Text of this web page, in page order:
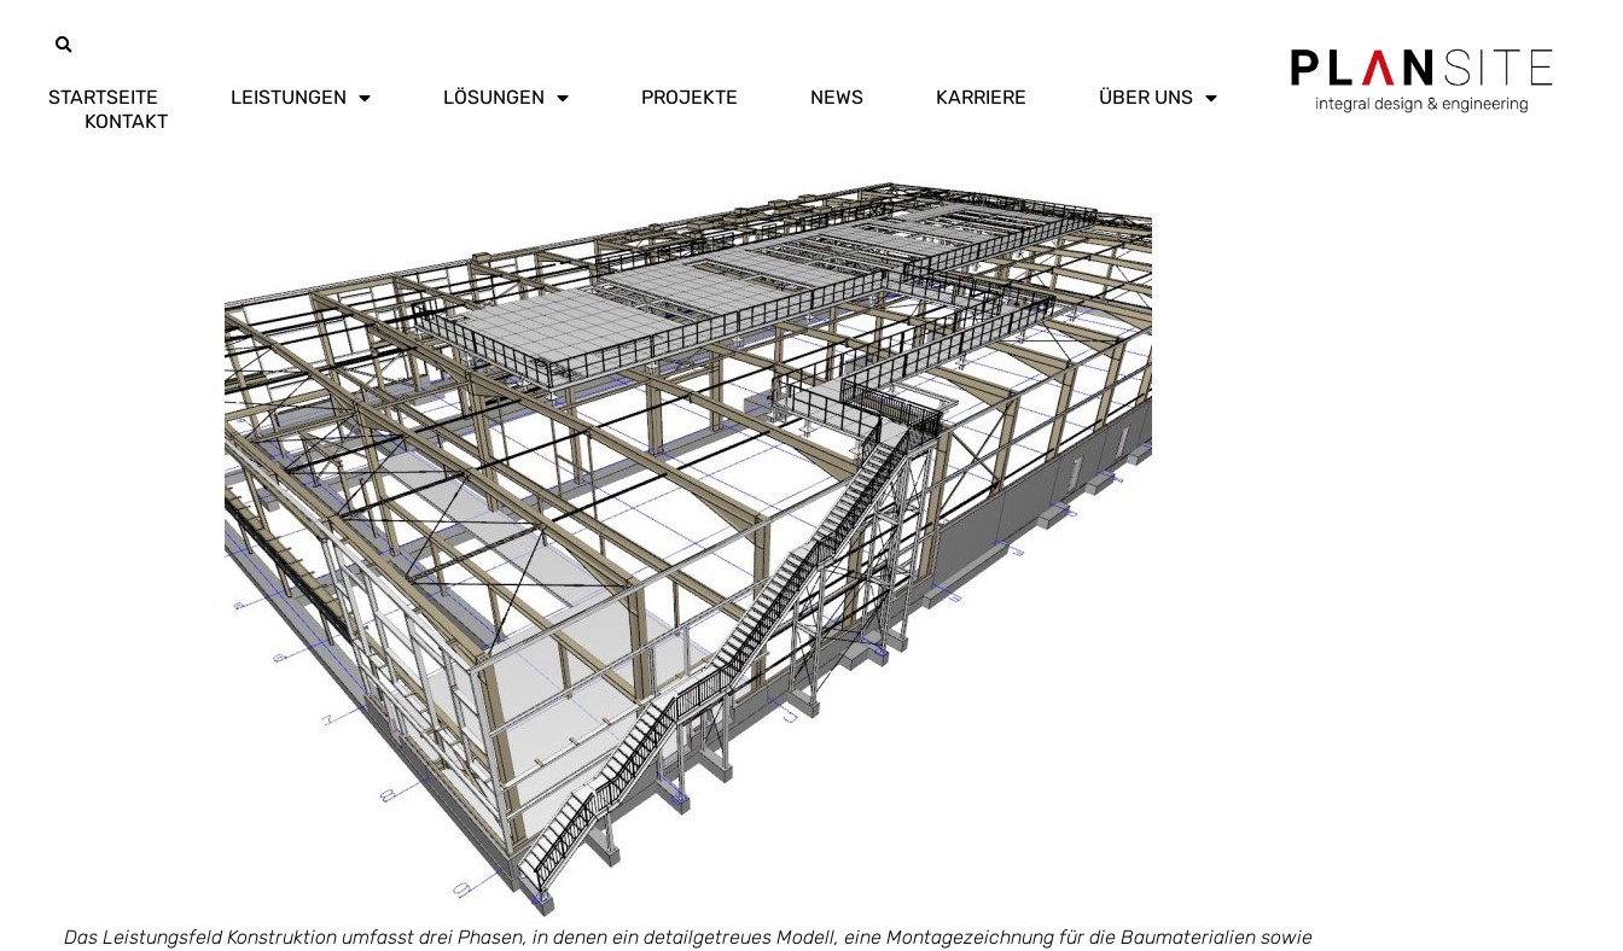
STARTSEITE LEISTUNGEN LÖSUNGEN PROJEKTE NEWS KARRIERE
ÜBER UNS
KONTAKT
Das Leistungsfeld Konstruktion umfasst drei Phasen, in denen ein detailgetreues Modell, eine Montagezeichnung für die Baumaterialien sowie